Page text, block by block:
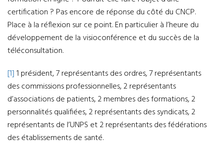
certification ? Pas encore de réponse du côté du CNCP.
Place à la réflexion sur ce point. En particulier à l’heure du
développement de la visioconférence et du succès de la
téléconsultation.
[1]1 président, 7 représentants des ordres, 7 représentants
des commissions professionnelles, 2 représentants
d’associations de patients, 2 membres des formations, 2
personnalités qualifiées, 2 représentants des syndicats, 2
représentants de l’UNPS et 2 représentants des fédérations
des établissements de santé.